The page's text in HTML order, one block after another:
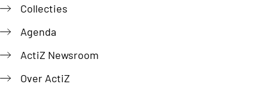
Collecties
Agenda
ActiZ Newsroom
Over ActiZ